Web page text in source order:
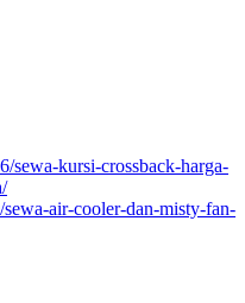
sewa-kursi-crossback-harga-
air-cooler-dan-misty-fan-